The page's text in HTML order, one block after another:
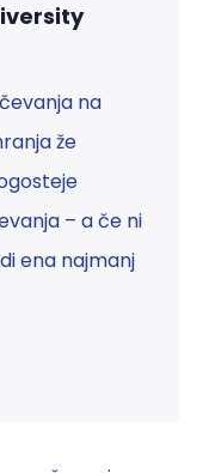
na
že
– a če ni
ena najmanj